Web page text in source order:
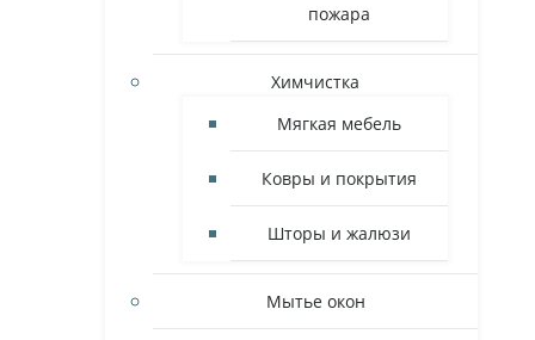
пожара
Химчистка
Мягкая мебель
Ковры и покрытия
Шторы и жалюзи
Мытье окон